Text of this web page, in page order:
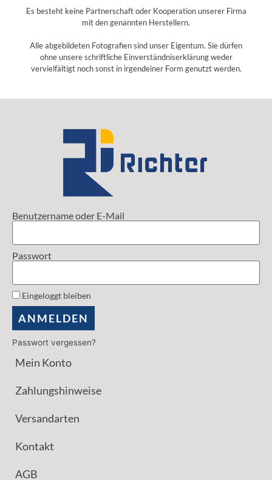
Es besteht keine Partnerschaft oder Kooperation unserer Firma
mit den genannten Herstellern.
Alle abgebildeten Fotografien sind unser Eigentum. Sie dürfen
ohne unsere schriftliche Einverständniserklärung weder
vervielfältigt noch sonst in irgendeiner Form genutzt werden.
Benutzername oder E-Mail
Passwort
Eingeloggt bleiben
ANMELDEN
Passwort vergessen?
Mein Konto
Zahlungshinweise
Versandarten
Kontakt
AGB